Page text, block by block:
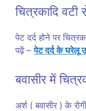
चित्रकादि वटी
पेट दर्द होने पर
पढ़ें –पेट दर्द के घरेलू
बवासीर में
अर्श ( बवासीर ) के